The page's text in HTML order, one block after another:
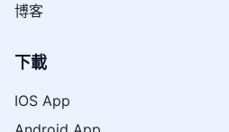
博客
下載
IOS App